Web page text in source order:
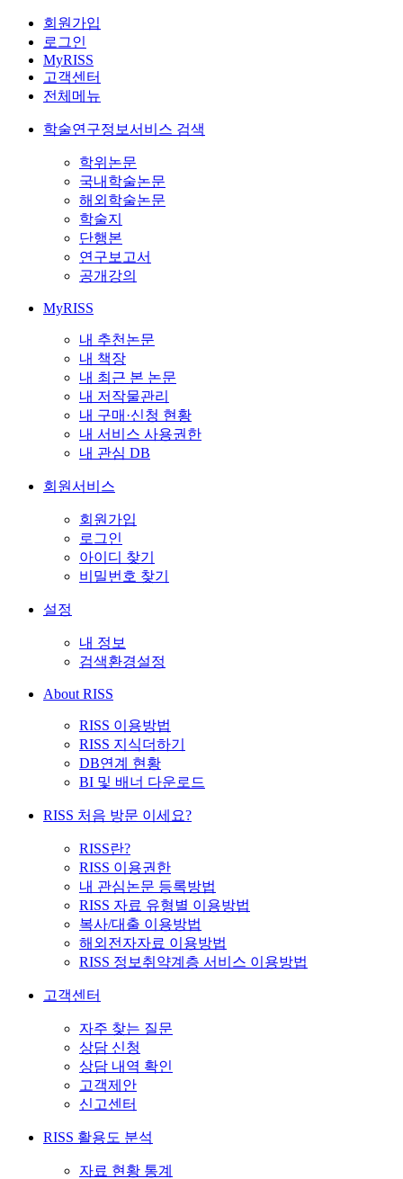
회원가입
로그인
MyRISS
고객센터
전체메뉴
학술연구정보서비스 검색
학위논문
국내학술논문
해외학술논문
학술지
단행본
연구보고서
공개강의
MyRISS
내 추천논문
내 책장
내 최근 본 논문
내 저작물관리
내 구매·신청 현황
내 서비스 사용권한
내 관심 DB
회원서비스
회원가입
로그인
아이디 찾기
비밀번호 찾기
설정
내 정보
검색환경설정
About RISS
RISS 이용방법
RISS 지식더하기
DB연계 현황
BI 및 배너 다운로드
RISS 처음 방문 이세요?
RISS란?
RISS 이용권한
내 관심논문 등록방법
RISS 자료 유형별 이용방법
복사/대출 이용방법
해외전자자료 이용방법
RISS 정보취약계층 서비스 이용방법
고객센터
자주 찾는 질문
상담 신청
상담 내역 확인
고객제안
신고센터
RISS 활용도 분석
자료 현황 통계